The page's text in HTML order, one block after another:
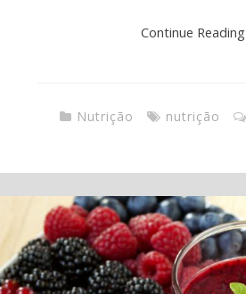
Continue Reading
Nutrição nutrição